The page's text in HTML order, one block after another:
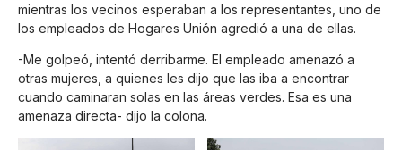
mientras los vecinos esperaban a los representantes, uno de
los empleados de Hogares Unión agredió a una de ellas.
-Me golpeó, intentó derribarme. El empleado amenazó a
otras mujeres, a quienes les dijo que las iba a encontrar
cuando caminaran solas en las áreas verdes. Esa es una
amenaza directa- dijo la colona.